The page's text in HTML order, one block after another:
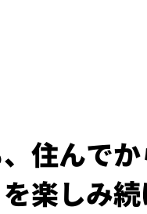
住んで
楽しみ